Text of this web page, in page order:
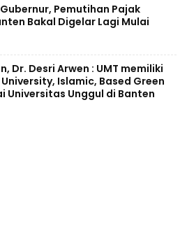
Pemutihan Pajak
Bakal Digelar Lagi Mulai
Dr. Desri Arwen : UMT memiliki
Islamic, Based Green
Universitas Unggul di Banten